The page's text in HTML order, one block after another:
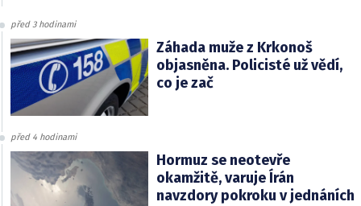
před 3 hodinami
Záhada muže z Krkonoš
objasněna. Policisté už vědí,
co je zač
před 4 hodinami
Hormuz se neotevře
okamžitě, varuje Írán
navzdory pokroku v jednáních